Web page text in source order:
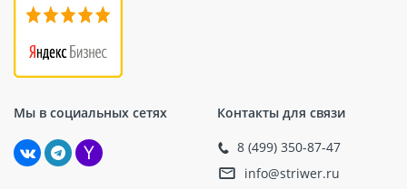
Мы в социальных сетях Контакты для связи
8 (499) 350-87-47
info@striwer.ru